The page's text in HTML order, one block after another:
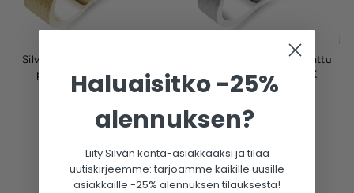
Silván kihlasormus, harjattu
pinta 5mm flakka, 14K
keltakultaa
alkaen €1.230,00
Silván kihlasormus, harjattu
pinta 4mm flakka, 14K
valkokultaa
alkaen €1.150,00
Haluaisitko -25%
alennuksen?
Liity Silván kanta-asiakkaaksi ja tilaa
uutiskirjeemme: tarjoamme kaikille uusille
asiakkaille -25% alennuksen tilauksesta!